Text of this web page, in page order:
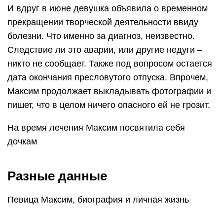
И вдруг в июне девушка объявила о временном
прекращении творческой деятельности ввиду
болезни. Что именно за диагноз, неизвестно.
Следствие ли это аварии, или другие недуги –
никто не сообщает. Также под вопросом остается
дата окончания пресловутого отпуска. Впрочем,
Максим продолжает выкладывать фотографии и
пишет, что в целом ничего опасного ей не грозит.
На время лечения Максим посвятила себя
дочкам
Разные данные
Певица Максим, биография и личная жизнь